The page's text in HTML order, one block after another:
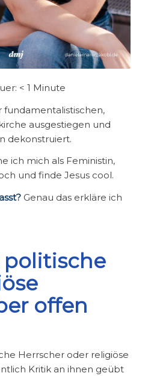
< 1 Minute
fundamentalistischen,
ausgestiegen und
dekonstruiert.
ich mich als Feministin,
und finde Jesus cool.
Genau das erkläre ich
politische
offen
Herrscher oder religiöse
Kritik an ihnen geübt